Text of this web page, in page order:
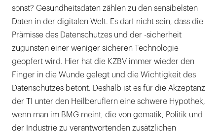
sonst? Gesundheitsdaten zählen zu den sensibelsten
Daten in der digitalen Welt. Es darf nicht sein, dass die
Prämisse des Datenschutzes und der -sicherheit
zugunsten einer weniger sicheren Technologie
geopfert wird. Hier hat die KZBV immer wieder den
Finger in die Wunde gelegt und die Wichtigkeit des
Datenschutzes betont. Deshalb ist es für die Akzeptanz
der TI unter den Heilberuflern eine schwere Hypothek,
wenn man im BMG meint, die von gematik, Politik und
der Industrie zu verantwortenden zusätzlichen